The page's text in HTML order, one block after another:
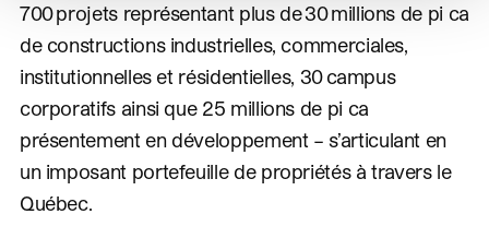
700 projets représentant plus de 30 millions de pi ca
de constructions industrielles, commerciales,
institutionnelles et résidentielles, 30 campus
corporatifs ainsi que 25 millions de pi ca
présentement en développement – s’articulant en
un imposant portefeuille de propriétés à travers le
Québec.